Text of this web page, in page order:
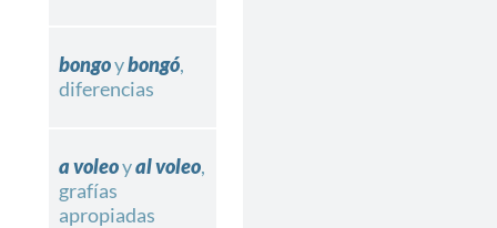
bongoybongó,
diferencias
a voleoyal voleo,
grafías
apropiadas